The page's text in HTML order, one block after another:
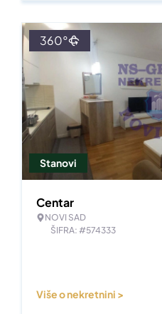
Stanovi
360°
Centar
NOVI SAD
ŠIFRA: #574333
Više o nekretnini >